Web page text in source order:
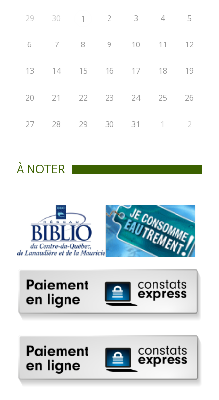
29 30 1 2 3 4 5
6 7 8 9 10 11 12
13 14 15 16 17 18 19
20 21 22 23 24 25 26
27 28 29 30 31 1 2
À NOTER